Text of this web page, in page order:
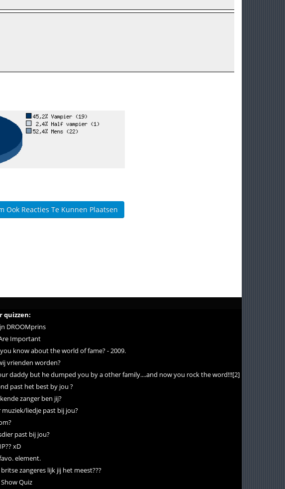
Ook Reacties Te Kunnen Plaatsen
quizzen:
DROOMprins
Important
know about the world of fame? - 2009.
vrienden worden?
daddy but he dumped you by a other family....and now you rock the word!!![2]
past het best by jou ?
zanger ben jij?
liedje past bij jou?
past bij jou?
xD
element.
zangeres lijk jij het meest???
Quiz